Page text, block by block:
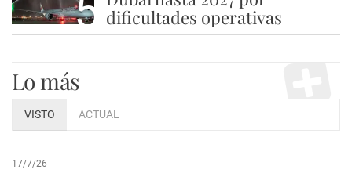
5 dificultades operativas
Lo más
VISTO ACTUAL
17/7/26